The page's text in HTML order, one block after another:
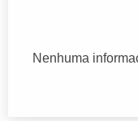
Nenhuma